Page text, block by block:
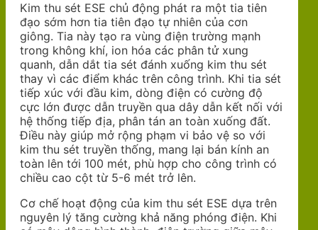
Kim thu sét ESE chủ động phát ra một tia tiên
đạo sớm hơn tia tiên đạo tự nhiên của cơn
giông. Tia này tạo ra vùng điện trường mạnh
trong không khí, ion hóa các phân tử xung
quanh, dẫn dắt tia sét đánh xuống kim thu sét
thay vì các điểm khác trên công trình. Khi tia sét
tiếp xúc với đầu kim, dòng điện có cường độ
cực lớn được dẫn truyền qua dây dẫn kết nối với
hệ thống tiếp địa, phân tán an toàn xuống đất.
Điều này giúp mở rộng phạm vi bảo vệ so với
kim thu sét truyền thống, mang lại bán kính an
toàn lên tới 100 mét, phù hợp cho công trình có
chiều cao cột từ 5-6 mét trở lên.
Cơ chế hoạt động của kim thu sét ESE dựa trên
nguyên lý tăng cường khả năng phóng điện. Khi